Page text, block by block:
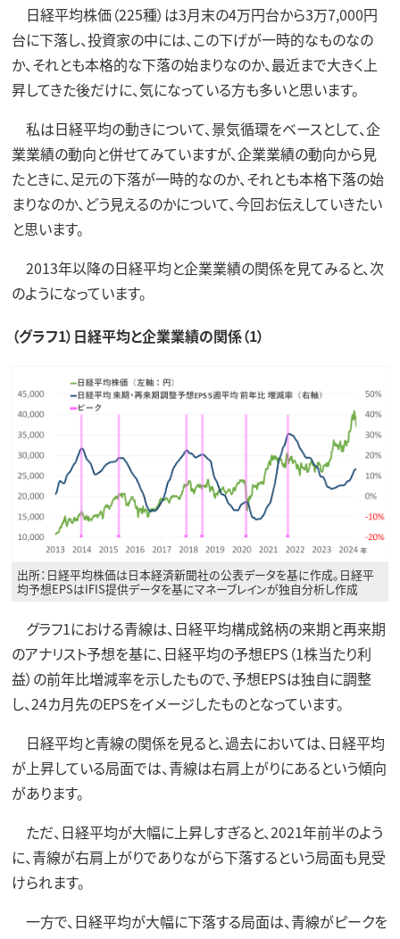
日経平均株価（225種）は3月末の4万円台から3万7,000円
台に下落し、投資家の中には、この下げが一時的なものなの
か、それとも本格的な下落の始まりなのか、最近まで大きく上
昇してきた後だけに、気になっている方も多いと思います。
私は日経平均の動きについて、景気循環をベースとして、企
業業績の動向と併せてみていますが、企業業績の動向から見
たときに、足元の下落が一時的なのか、それとも本格下落の始
まりなのか、どう見えるのかについて、今回お伝えしていきたい
と思います。
2013年以降の日経平均と企業業績の関係を見てみると、次
のようになっています。
（グラフ1）日経平均と企業業績の関係（1）
出所：日経平均株価は日本経済新聞社の公表データを基に作成。日経平
均予想EPSはIFIS提供データを基にマネーブレインが独自分析し作成
グラフ1における青線は、日経平均構成銘柄の来期と再来期
のアナリスト予想を基に、日経平均の予想EPS（1株当たり利
益）の前年比増減率を示したもので、予想EPSは独自に調整
し、24カ月先のEPSをイメージしたものとなっています。
日経平均と青線の関係を見ると、過去においては、日経平均
が上昇している局面では、青線は右肩上がりにあるという傾向
があります。
ただ、日経平均が大幅に上昇しすぎると、2021年前半のよう
に、青線が右肩上がりでありながら下落するという局面も見受
けられます。
一方で、日経平均が大幅に下落する局面は、青線がピークを